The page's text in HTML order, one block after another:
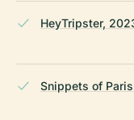
HeyTripster,
Snippets of